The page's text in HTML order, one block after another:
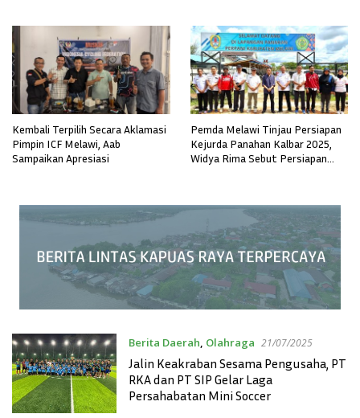
Kembali Terpilih Secara Aklamasi
Pimpin ICF Melawi, Aab
Sampaikan Apresiasi
Pemda Melawi Tinjau Persiapan
Kejurda Panahan Kalbar 2025,
Widya Rima Sebut Persiapan
Berita Daerah, Olahraga 21/07/2025
Jalin Keakraban Sesama Pengusaha, PT
RKA dan PT SIP Gelar Laga
Persahabatan Mini Soccer